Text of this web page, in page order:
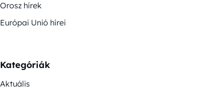
Orosz hírek
Európai Unió hírei
Kategóriák
Aktuális